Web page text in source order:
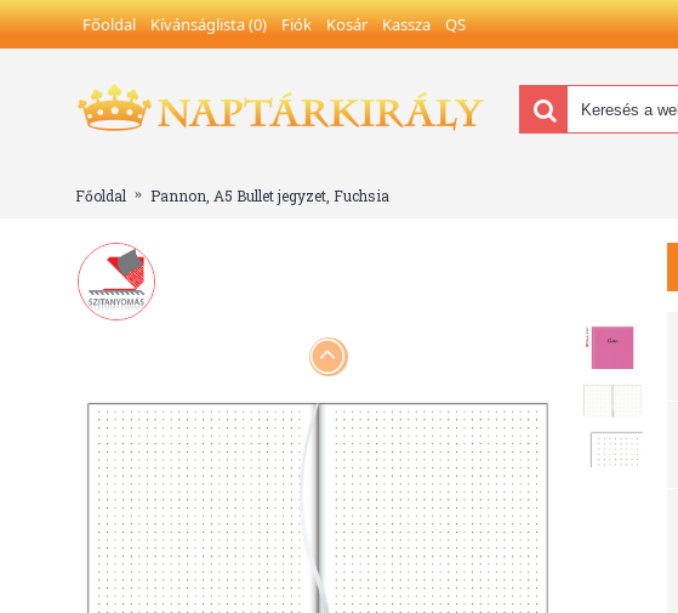
Főoldal Kívánságlista (0) Fiók Kosár Kassza QS
Főoldal Pannon, A5 Bullet jegyzet, Fuchsia